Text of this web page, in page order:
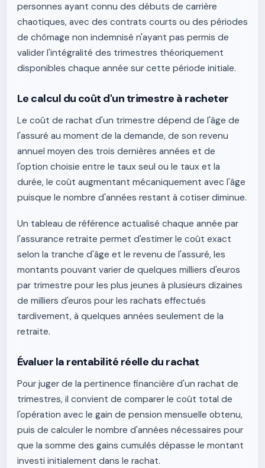
personnes ayant connu des débuts de carrière
chaotiques, avec des contrats courts ou des périodes
de chômage non indemnisé n'ayant pas permis de
valider l'intégralité des trimestres théoriquement
disponibles chaque année sur cette période initiale.
Le calcul du coût d'un trimestre à racheter
Le coût de rachat d'un trimestre dépend de l'âge de
l'assuré au moment de la demande, de son revenu
annuel moyen des trois dernières années et de
l'option choisie entre le taux seul ou le taux et la
durée, le coût augmentant mécaniquement avec l'âge
puisque le nombre d'années restant à cotiser diminue.
Un tableau de référence actualisé chaque année par
l'assurance retraite permet d'estimer le coût exact
selon la tranche d'âge et le revenu de l'assuré, les
montants pouvant varier de quelques milliers d'euros
par trimestre pour les plus jeunes à plusieurs dizaines
de milliers d'euros pour les rachats effectués
tardivement, à quelques années seulement de la
retraite.
Évaluer la rentabilité réelle du rachat
Pour juger de la pertinence financière d'un rachat de
trimestres, il convient de comparer le coût total de
l'opération avec le gain de pension mensuelle obtenu,
puis de calculer le nombre d'années nécessaires pour
que la somme des gains cumulés dépasse le montant
investi initialement dans le rachat.